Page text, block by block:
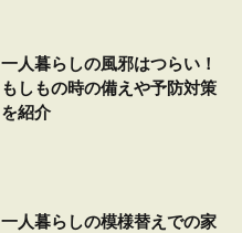
一人暮らしの風邪はつらい！
もしもの時の備えや予防対策
を紹介
一人暮らしの模様替えでの家